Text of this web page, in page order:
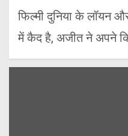
फिल्मी दुनिया के लॉयन और
में कैद है, अजीत ने अपने